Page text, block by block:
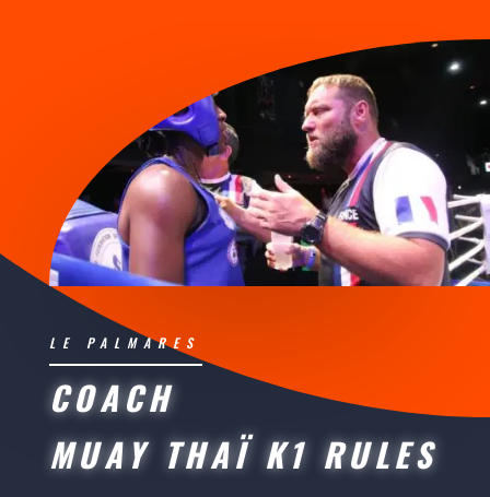
LE PALMARES
COACH
MUAY THAÏ K1 RULES